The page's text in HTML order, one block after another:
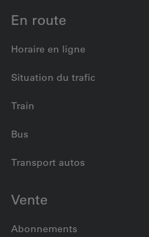
En route
Horaire en ligne
Situation du trafic
Train
Bus
Transport autos
Vente
Abonnements